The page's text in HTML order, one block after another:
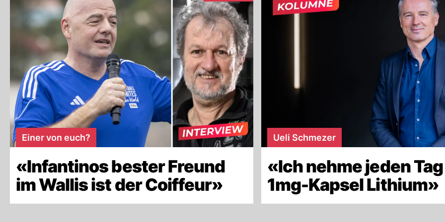
Einer von euch?
«Infantinos bester Freund
im Wallis ist der Coiffeur»
Ueli Schmezer
«Ich nehme jeden
1mg-Kapsel Lithium»